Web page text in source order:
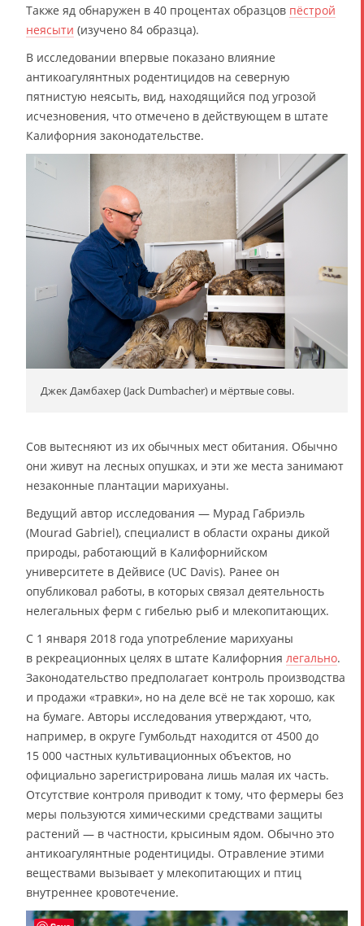
Также яд обнаружен в 40 процентах образцов пёстрой
неясыти (изучено 84 образца).
В исследовании впервые показано влияние
антикоагулянтных родентицидов на северную
пятнистую неясыть, вид, находящийся под угрозой
исчезновения, что отмечено в действующем в штате
Калифорния законодательстве.
Джек Дамбахер (Jack Dumbacher) и мёртвые совы.
Сов вытесняют из их обычных мест обитания. Обычно
они живут на лесных опушках, и эти же места занимают
незаконные плантации марихуаны.
Ведущий автор исследования — Мурад Габриэль
(Mourad Gabriel), специалист в области охраны дикой
природы, работающий в Калифорнийском
университете в Дейвисе (UC Davis). Ранее он
опубликовал работы, в которых связал деятельность
нелегальных ферм с гибелью рыб и млекопитающих.
С 1 января 2018 года употребление марихуаны
в рекреационных целях в штате Калифорния легально.
Законодательство предполагает контроль производства
и продажи «травки», но на деле всё не так хорошо, как
на бумаге. Авторы исследования утверждают, что,
например, в округе Гумбольдт находится от 4500 до
15 000 частных культивационных объектов, но
официально зарегистрирована лишь малая их часть.
Отсутствие контроля приводит к тому, что фермеры без
меры пользуются химическими средствами защиты
растений — в частности, крысиным ядом. Обычно это
антикоагулянтные родентициды. Отравление этими
веществами вызывает у млекопитающих и птиц
внутреннее кровотечение.